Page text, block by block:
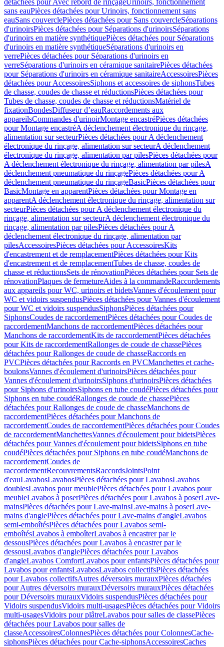
détachées pour Avec rebord de rinçageUrinoirs, fonctionnement
sans eauPièces détachées pour Urinoirs, fonctionnement sans
eauSans couverclePièces détachées pour Sans couvercleSéparations
d'urinoirsPièces détachées pour Séparations d'urinoirsSéparations
d'urinoirs en matière synthétiquePièces détachées pour Séparations
d'urinoirs en matière synthétiqueSéparations d'urinoirs en
verrePièces détachées pour Séparations d'urinoirs en
verreSéparations d'urinoirs en céramique sanitairePièces détachées
pour Séparations d'urinoirs en céramique sanitaireAccessoiresPièces
détachées pour AccessoiresSiphons et accessoires de siphonsTubes
de chasse, coudes de chasse et réductionsPièces détachées pour
Tubes de chasse, coudes de chasse et réductionsMatériel de
fixationBondesDiffuseur d’eauRaccordements aux
appareilsCommandes d'urinoirMontage encastréPièces détachées
pour Montage encastréA déclenchement électronique du rinçage,
alimentation sur secteurPièces détachées pour A déclenchement
électronique du rinçage, alimentation sur secteurA déclenchement
électronique du rinçage, alimentation par pilesPièces détachées pour
A déclenchement électronique du rinçage, alimentation par pilesA
déclenchement pneumatique du rinçagePièces détachées pour A
déclenchement pneumatique du rinçageBasicPièces détachées pour
BasicMontage en apparentPièces détachées pour Montage en
apparentA déclenchement électronique du rinçage, alimentation sur
secteurPièces détachées pour A déclenchement électronique du
rinçage, alimentation sur secteurA déclenchement électronique du
rinçage, alimentation par pilesPièces détachées pour A
déclenchement électronique du rinçage, alimentation par
pilesAccessoiresPièces détachées pour AccessoiresKits
d'encastrement et de remplacementPièces détachées pour Kits
d'encastrement et de remplacementTubes de chasse, coudes de
chasse et réductionsSets de rénovationPièces détachées pour Sets de
rénovationPlaques de fermetureAides à la commandeRaccordements
aux appareils pour WC, urinoirs et bidetsVannes d'écoulement pour
WC et vidoirs suspendusPièces détachées pour Vannes d'écoulement
pour WC et vidoirs suspendusSiphonsPièces détachées pour
SiphonsCoudes de raccordementPièces détachées pour Coudes de
raccordementManchons de raccordementPièces détachées pour
Manchons de raccordementKits de raccordementPièces détachées
pour Kits de raccordementRallonges de coude de chassePièces
détachées pour Rallonges de coude de chasseRaccords en
PVCPièces détachées pour Raccords en PVCManchettes et cache-
boulonsVannes d'écoulement d'urinoirsPièces détachées pour
Vannes d'écoulement d'urinoirsSiphons d'urinoirsPièces détachées
pour Siphons d'urinoirsSiphons en tube coudéPièces détachées pour
Siphons en tube coudéRallonges de coude de chassePièces
détachées pour Rallonges de coude de chasseManchons de
raccordementPièces détachées pour Manchons de
raccordementCoudes de raccordementPièces détachées pour Coudes
de raccordementManchettesVannes d'écoulement pour bidetsPièces
détachées pour Vannes d'écoulement pour bidetsSiphons en tube
coudéPièces détachées pour Siphons en tube coudéManchons de
raccordementCoudes de
raccordementRecouvrementsRaccordsJointsPoint
d'eauLavabosLavabosPièces détachées pour LavabosLavabos
doublesLavabos pour meublePièces détachées pour Lavabos pour
meubleLavabos à poserPièces détachées pour Lavabos à poserLave-
mainsPièces détachées pour Lave-mainsLave-mains à poserLave-
mains d'anglePièces détachées pour Lave-mains d'angleLavabos
semi-emboîtésPièces détachées pour Lavabos semi-
emboîtésLavabos à emboîterLavabos à encastrer par le
dessousPièces détachées pour Lavabos à encastrer par le
dessousLavabos d'anglePièces détachées pour Lavabos
d'angleLavabos ComfortLavabos pour enfantsPièces détachées pour
Lavabos pour enfantsLavabosLavabos collectifsPièces détachées
pour Lavabos collectifsAutres déversoirs murauxPièces détachées
pour Autres déversoirs murauxDéversoirs murauxPièces détachées
pour Déversoirs murauxVidoirs suspendusPièces détachées pour
Vidoirs suspendusVidoirs multi-usagesPièces détachées pour Vidoirs
multi-usagesVidoirs pour plâtreLavabos pour salles de classePièces
détachées pour Lavabos pour salles de
classeAccessoiresColonnesPièces détachées pour ColonnesCache-
siphonsPièces détachées pour Cache-siphonsAccessoiresCaches